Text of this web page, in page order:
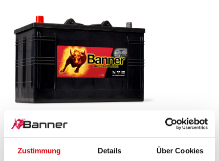
Zustimmung Details Über Cookies
Buffalo Bull SLI
610 48